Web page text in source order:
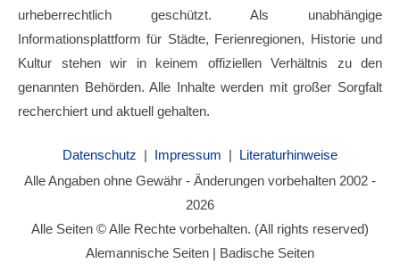
urheberrechtlich geschützt. Als unabhängige
Informationsplattform für Städte, Ferienregionen, Historie und
Kultur stehen wir in keinem offiziellen Verhältnis zu den
genannten Behörden. Alle Inhalte werden mit großer Sorgfalt
recherchiert und aktuell gehalten.
Datenschutz | Impressum | Literaturhinweise
Alle Angaben ohne Gewähr - Änderungen vorbehalten 2002 -
2026
Alle Seiten © Alle Rechte vorbehalten. (All rights reserved)
Alemannische Seiten | Badische Seiten